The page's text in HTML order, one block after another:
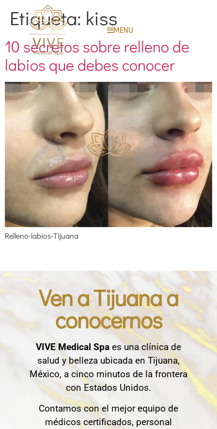
MENU
Etiqueta: kiss
10 secretos sobre relleno de
labios que debes conocer
Relleno-labios-Tijuana
Ven a Tijuana a
conocernos
VIVE Medical Spa es una clínica de
salud y belleza ubicada en Tijuana,
México, a cinco minutos de la frontera
con Estados Unidos.
Contamos con el mejor equipo de
médicos certificados, personal